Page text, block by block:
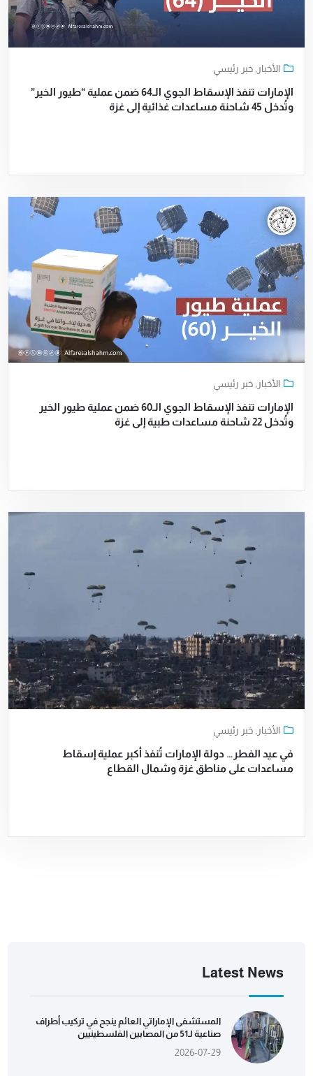
الأخبار ,خبر رئيسي
الإمارات تنفذ الإسقاط الجوي الـ64 ضمن عملية “طيور الخير”
وتُدخل 45 شاحنة مساعدات غذائية إلى غزة
الأخبار ,خبر رئيسي
الإمارات تنفذ الإسقاط الجوي الـ60 ضمن عملية طيور الخير
وتُدخل 22 شاحنة مساعدات طبية إلى غزة
الأخبار ,خبر رئيسي
في عيد الفطر… دولة الإمارات تُنفذ أكبر عملية إسقاط
مساعدات على مناطق غزة وشمال القطاع
Latest News
المستشفى الإماراتي العائم ينجح في تركيب أطراف
صناعية لـ51 من المصابين الفلسطينيين
2026-07-29